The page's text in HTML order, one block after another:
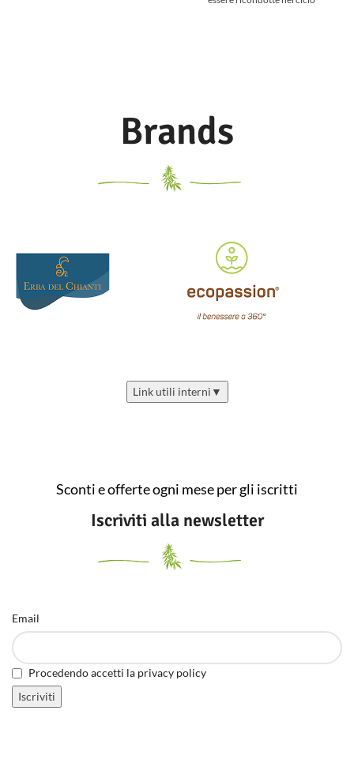
materiali non inquinanti, vera
alternativa alle solite borse in
Brands
Link utili interni ▼
Sconti e offerte ogni mese per gli iscritti
Iscriviti alla newsletter
Email
Procedendo accetti la privacy policy